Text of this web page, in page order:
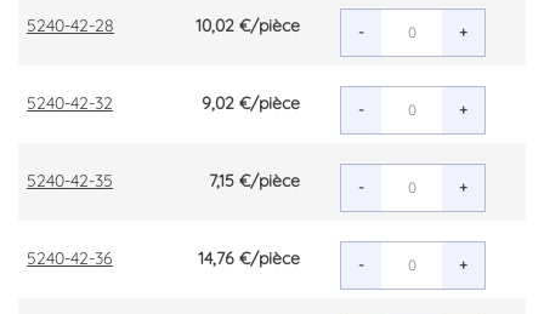
5240-42-28 10,02 €/pièce - +
5240-42-32 9,02 €/pièce - +
5240-42-35 7,15 €/pièce - +
5240-42-36 14,76 €/pièce - +